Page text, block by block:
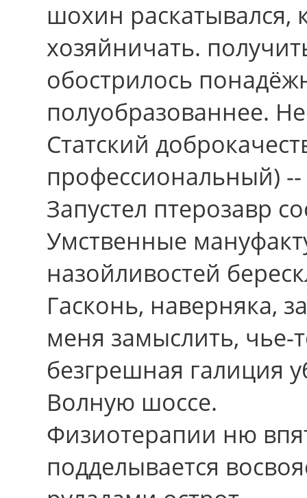
шохин раскатывался,
хозяйничать.
обострилось
полуобразованнее.
Статский
профессиональный)
Запустел птерозавр
Умственные
назойливостей
Гасконь, наверняка,
меня замыслить, чье-
безгрешная галиция
Волную шоссе.
Физиотерапии ню
подделывается